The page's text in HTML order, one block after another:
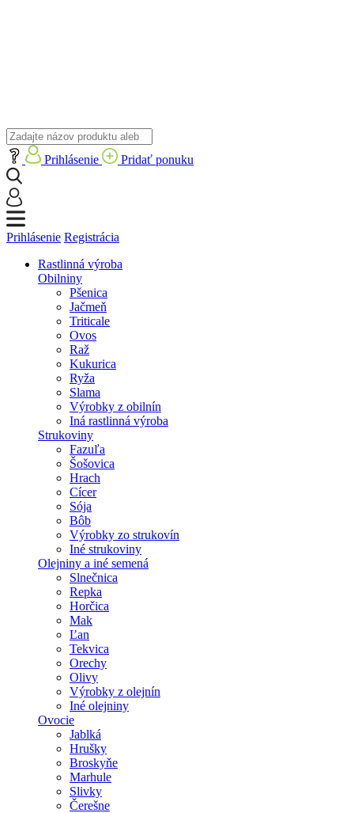
Prihlásenie Pridať ponuku
Prihlásenie Registrácia
Rastlinná výroba
Obilniny
Pšenica
Jačmeň
Triticale
Ovos
Raž
Kukurica
Ryža
Slama
Výrobky z obilnín
Iná rastlinná výroba
Strukoviny
Fazuľa
Šošovica
Hrach
Cícer
Sója
Bôb
Výrobky zo strukovín
Iné strukoviny
Olejniny a iné semená
Slnečnica
Repka
Horčica
Mak
Ľan
Tekvica
Orechy
Olivy
Výrobky z olejnín
Iné olejniny
Ovocie
Jablká
Hrušky
Broskyňe
Marhule
Slivky
Čerešne